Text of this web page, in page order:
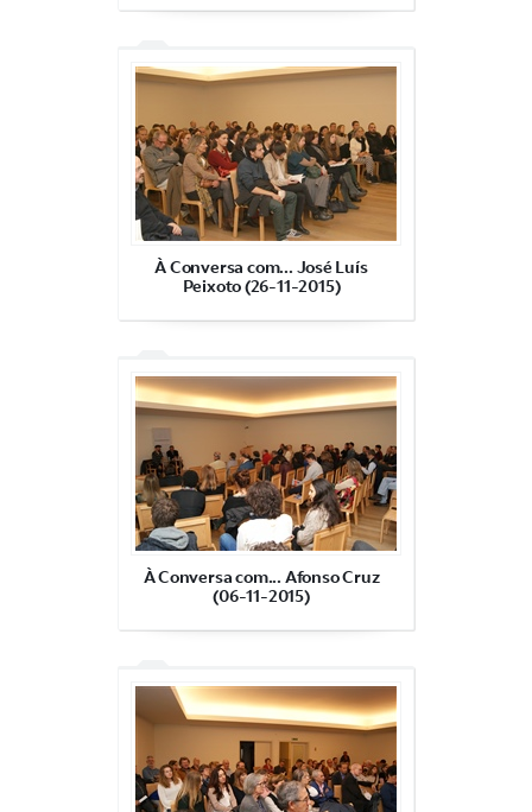
À Conversa com... José Luís
Peixoto (26-11-2015)
À Conversa com... Afonso Cruz
(06-11-2015)